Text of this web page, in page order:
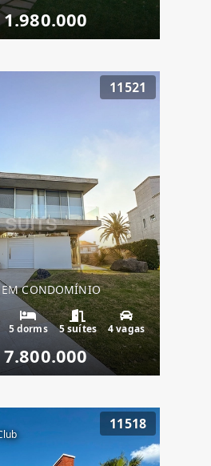
1.980.000
11521
EM CONDOMÍNIO
5 dorms 5 suítes 4 vagas
7.800.000
11518